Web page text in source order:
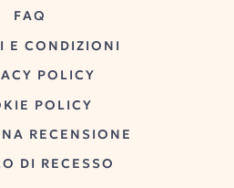
FAQ
E CONDIZIONI
POLICY
POLICY
RECENSIONE
DI RECESSO